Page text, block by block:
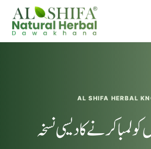
AL SHIFA HERBAL
لمبا کرنے کا دیسی نسخہ